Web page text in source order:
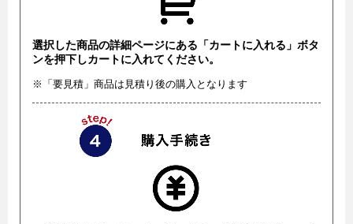
選択した商品の詳細ページにある「カートに入れる」ボタ
ンを押下しカートに入れてください。
※「要見積」商品は見積り後の購入となります